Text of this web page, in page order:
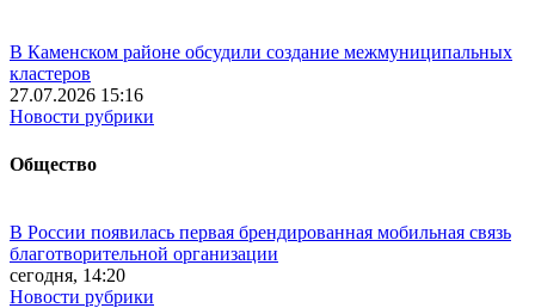
В Каменском районе обсудили создание межмуниципальных
кластеров
27.07.2026 15:16
Новости рубрики
Общество
В России появилась первая брендированная мобильная связь
благотворительной организации
сегодня, 14:20
Новости рубрики